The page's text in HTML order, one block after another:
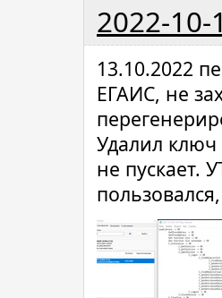
2022-10-
13.10.2022
ЕГАИС, не
Удалил ключ
не пускает.